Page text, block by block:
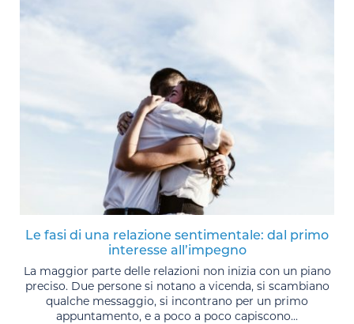
Le fasi di una relazione sentimentale: dal primo
interesse all’impegno
La maggior parte delle relazioni non inizia con un piano
preciso. Due persone si notano a vicenda, si scambiano
qualche messaggio, si incontrano per un primo
appuntamento, e a poco a poco capiscono...